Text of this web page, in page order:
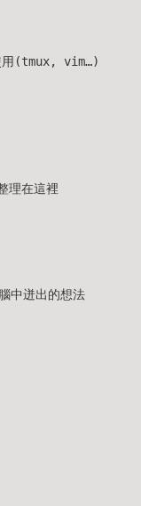
(tmux, vim…)
理在這裡
中迸出的想法